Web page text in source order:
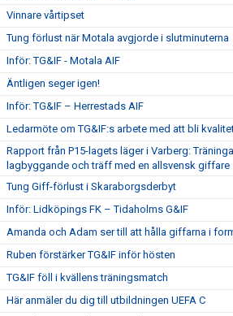
Vinnare vårtipset
Tung förlust när Motala avgjorde i slutminuterna
Inför: TG&IF - Motala AIF
Äntligen seger igen!
Inför: TG&IF – Herrestads AIF
Ledarmöte om TG&IF:s arbete med att bli
Rapport från P15-lagets läger i Varberg:
lagbyggande och träff med en allsvensk giffare
Tung Giff-förlust i Skaraborgsderbyt
Inför: Lidköpings FK – Tidaholms G&IF
Amanda och Adam ser till att hålla giffarna i
Ruben förstärker TG&IF inför hösten
TG&IF föll i kvällens träningsmatch
Här anmäler du dig till utbildningen UEFA C